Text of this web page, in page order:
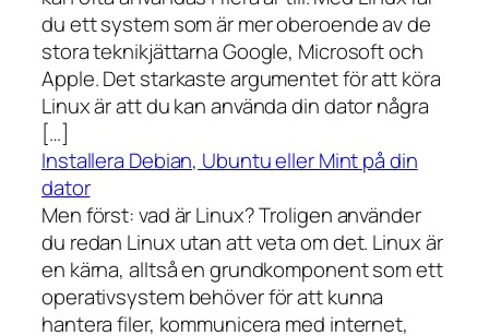
du ett system som är mer oberoende av de
stora teknikjättarna Google, Microsoft och
Apple. Det starkaste argumentet för att köra
Linux är att du kan använda din dator några
[…]
Installera Debian, Ubuntu eller Mint på din
dator
Men först: vad är Linux? Troligen använder
du redan Linux utan att veta om det. Linux är
en kärna, alltså en grundkomponent som ett
operativsystem behöver för att kunna
hantera filer, kommunicera med internet,